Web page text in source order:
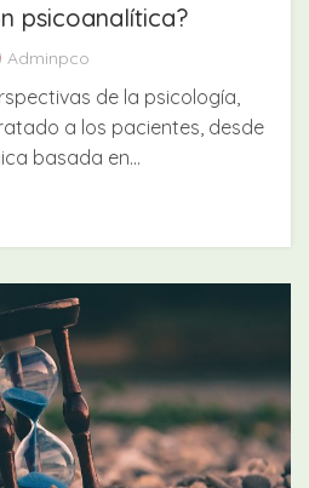
psicoanalítica?
Adminpco
de la psicología,
a los pacientes, desde
basada en...